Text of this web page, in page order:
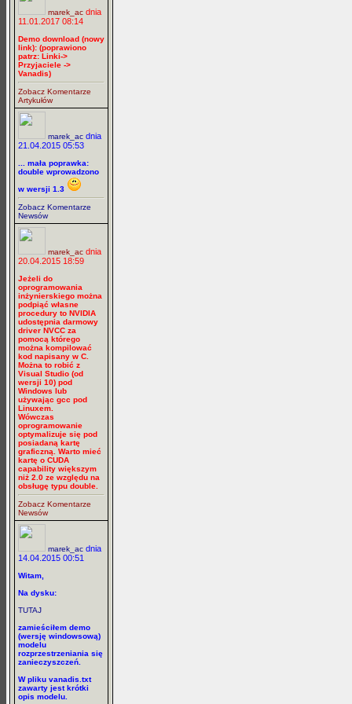
marek_ac dnia
11.01.2017 08:14
Demo download (nowy
link): (poprawiono
patrz: Linki->
Przyjaciele ->
Vanadis)
Zobacz Komentarze
Artykułów
marek_ac dnia
21.04.2015 05:53
... mała poprawka:
double wprowadzono
w wersji 1.3
Zobacz Komentarze
Newsów
marek_ac dnia
20.04.2015 18:59
Jeżeli do
oprogramowania
inżynierskiego można
podpiąć własne
procedury to NVIDIA
udostępnia darmowy
driver NVCC za
pomocą którego
można kompilować
kod napisany w C.
Można to robić z
Visual Studio (od
wersji 10) pod
Windows lub
używając gcc pod
Linuxem.
Wówczas
oprogramowanie
optymalizuje się pod
posiadaną kartę
graficzną. Warto mieć
kartę o CUDA
capability większym
niż 2.0 ze względu na
obsługę typu double.
Zobacz Komentarze
Newsów
marek_ac dnia
14.04.2015 00:51
Witam,
Na dysku:
TUTAJ
zamieściłem demo
(wersję windowsową)
modelu
rozprzestrzeniania się
zanieczyszczeń.
W pliku vanadis.txt
zawarty jest krótki
opis modelu.